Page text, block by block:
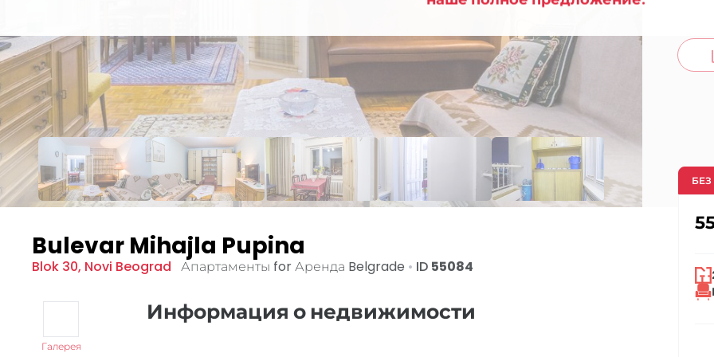
Bulevar Mihajla Pupina
Blok 30, Novi Beograd Апартаменты for Аренда Belgrade • ID 55084
Галерея
Информация о недвижимости